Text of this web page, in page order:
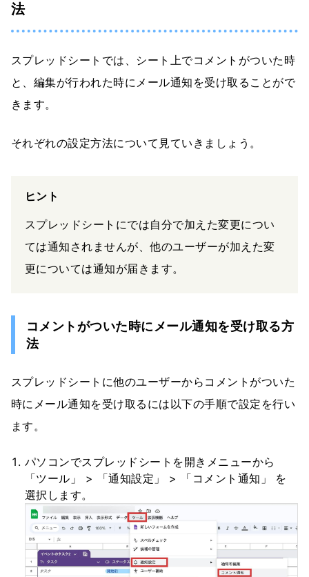
法
スプレッドシートでは、シート上でコメントがついた時
と、編集が行われた時にメール通知を受け取ることがで
きます。
それぞれの設定方法について見ていきましょう。
ヒント
スプレッドシートにでは自分で加えた変更につい
ては通知されませんが、他のユーザーが加えた変
更については通知が届きます。
コメントがついた時にメール通知を受け取る方
法
スプレッドシートに他のユーザーからコメントがついた
時にメール通知を受け取るには以下の手順で設定を行い
ます。
パソコンでスプレッドシートを開きメニューから
「ツール」 > 「通知設定」 > 「コメント通知」 を
選択します。